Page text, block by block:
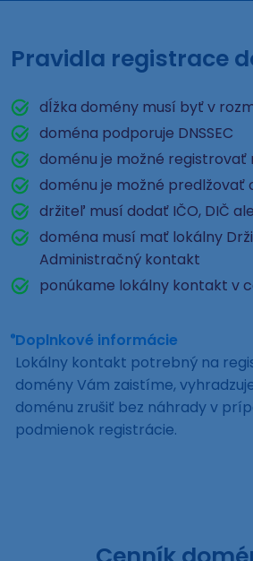
Pravidla registrace
dĺžka domény musí byť v
doména podporuje DNSSEC
doménu je možné registrovať
doménu je možné predlžovať
držiteľ musí dodať IČO, DIČ
doména musí mať lokálny
Administračný kontakt
ponúkame lokálny kontakt v
Doplnkové informácie
Lokálny kontakt potrebný na
domény Vám zaistíme,
doménu zrušiť bez náhrady v
podmienok registrácie.